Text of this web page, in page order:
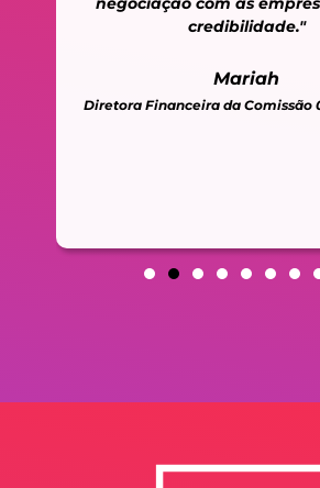
credibilidade."
Mariah
Diretora Financeira da Comissão